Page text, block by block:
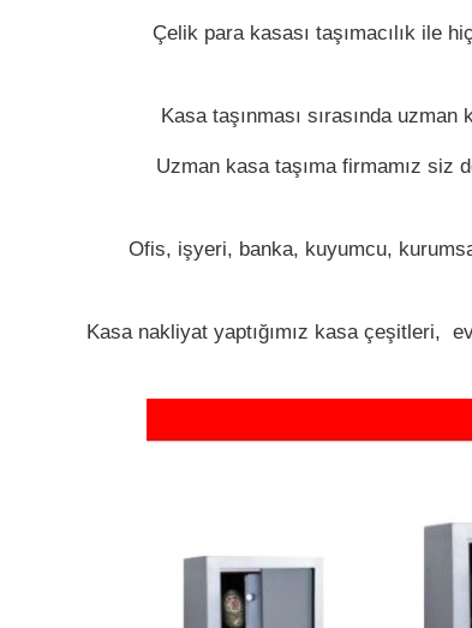
Çelik para kasası taşımacılık ile
Kasa taşınması sırasında
Uzman kasa taşıma firmamız siz
Ofis, işyeri, banka, kuyumcu,
Kasa nakliyat yaptığımız kasa çeşitleri,